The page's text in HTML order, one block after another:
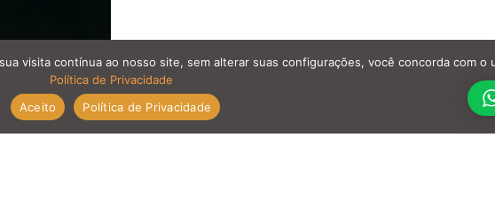
visita contínua ao nosso site, sem alterar suas configurações, você concorda com o
Política de Privacidade
Aceito
Política de Privacidade